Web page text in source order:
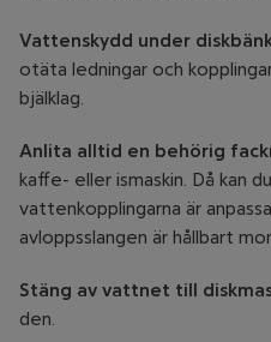
Vattenskydd under
otäta ledningar och
bjälklag.
Anlita alltid en behörig
kaffe- eller ismaskin. Då kan
vattenkopplingarna är
avloppsslangen är hållbart
Stäng av vattnet till
den.